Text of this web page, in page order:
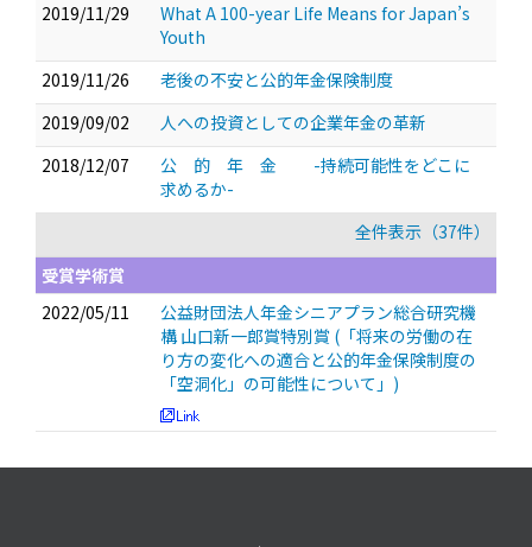
2019/11/29
What A 100-year Life Means for Japan’s
Youth
2019/11/26
老後の不安と公的年金保険制度
2019/09/02
人への投資としての企業年金の革新
2018/12/07
公 的 年 金 -持続可能性をどこに
求めるか-
全件表示（37件）
受賞学術賞
2022/05/11
公益財団法人年金シニアプラン総合研究機
構 山口新一郎賞特別賞 (「将来の労働の在
り方の変化への適合と公的年金保険制度の
「空洞化」の可能性について」)